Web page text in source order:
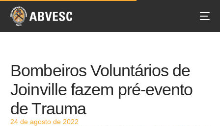
Bombeiros Voluntários de
Joinville fazem pré-evento
de Trauma
24 de agosto de 2022